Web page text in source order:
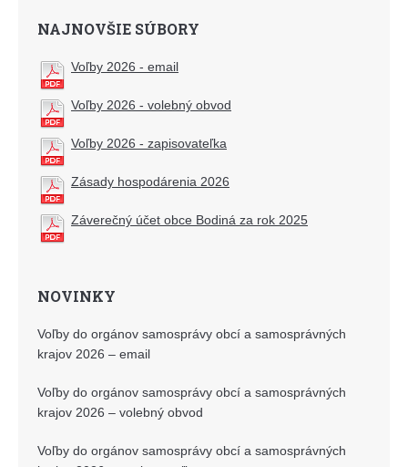
NAJNOVŠIE SÚBORY
Voľby 2026 - email
Voľby 2026 - volebný obvod
Voľby 2026 - zapisovateľka
Zásady hospodárenia 2026
Záverečný účet obce Bodiná za rok 2025
NOVINKY
Voľby do orgánov samosprávy obcí a samosprávných
krajov 2026 – email
Voľby do orgánov samosprávy obcí a samosprávných
krajov 2026 – volebný obvod
Voľby do orgánov samosprávy obcí a samosprávných